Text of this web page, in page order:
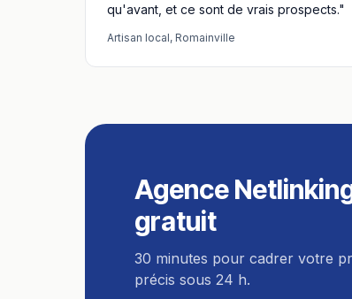
qu'avant, et ce sont de vrais prospects."
Artisan local, Romainville
Agence
gratuit
30 minutes pour cadrer votre
précis sous 24 h.